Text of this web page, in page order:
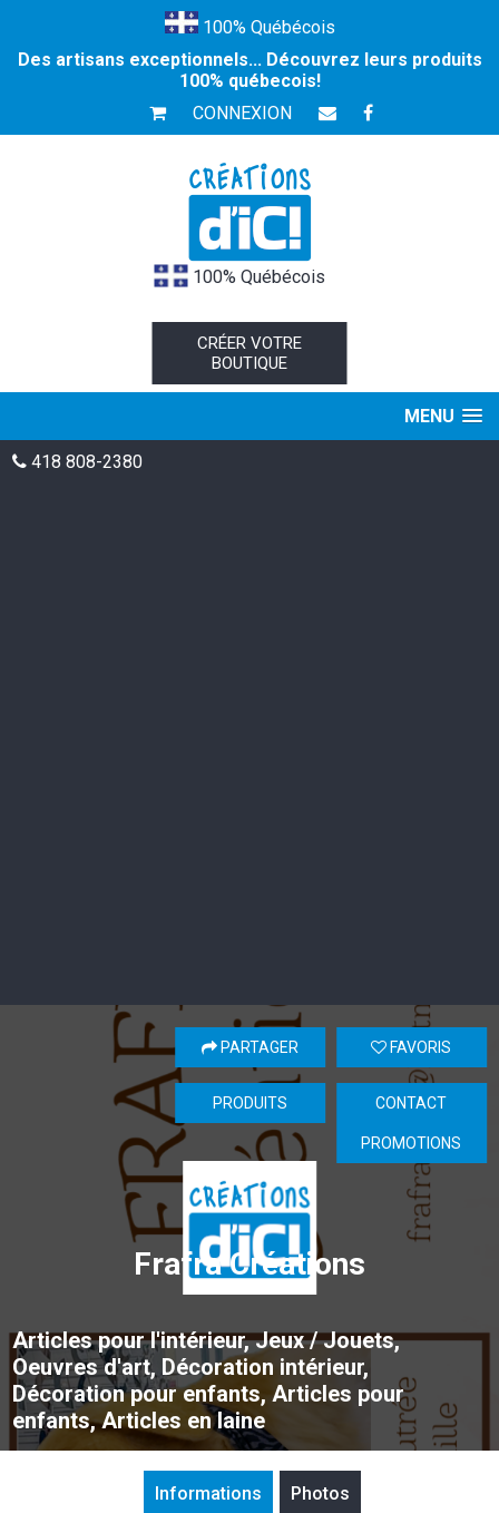
100% Québécois
Des artisans exceptionnels... Découvrez leurs produits
100% québecois!
CONNEXION
100% Québécois
CRÉER VOTRE
BOUTIQUE
MENU
418 808-2380
Frafra Créations
Articles pour l'intérieur, Jeux / Jouets,
Oeuvres d'art, Décoration intérieur,
Décoration pour enfants, Articles pour
enfants, Articles en laine
FAVORIS
PARTAGER
CONTACT
PRODUITS
PROMOTIONS
Informations Photos